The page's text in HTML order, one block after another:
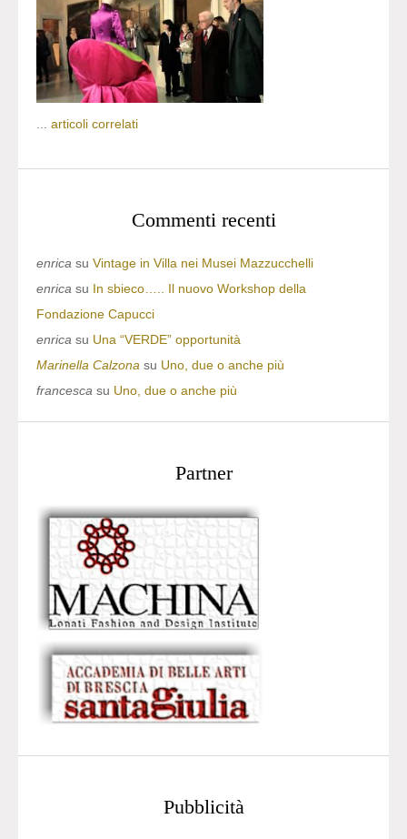
... articoli correlati
Commenti recenti
enrica su Vintage in Villa nei Musei Mazzucchelli
enrica su In sbieco….. Il nuovo Workshop della
Fondazione Capucci
enrica su Una “VERDE” opportunità
Marinella Calzona su Uno, due o anche più
francesca su Uno, due o anche più
Partner
Pubblicità